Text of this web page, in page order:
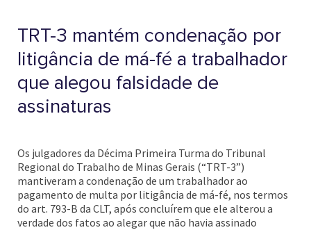
TRT-3 mantém condenação por
litigância de má-fé a trabalhador
que alegou falsidade de
assinaturas
Os julgadores da Décima Primeira Turma do Tribunal
Regional do Trabalho de Minas Gerais (“TRT-3”)
mantiveram a condenação de um trabalhador ao
pagamento de multa por litigância de má-fé, nos termos
do art. 793-B da CLT, após concluírem que ele alterou a
verdade dos fatos ao alegar que não havia assinado